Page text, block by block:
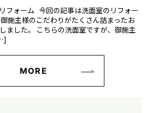
フォーム 今回の記事は洗面室のリフォー
施主様のこだわりがたくさん詰まったお
ました。 こちらの洗面室ですが、御施主
MORE